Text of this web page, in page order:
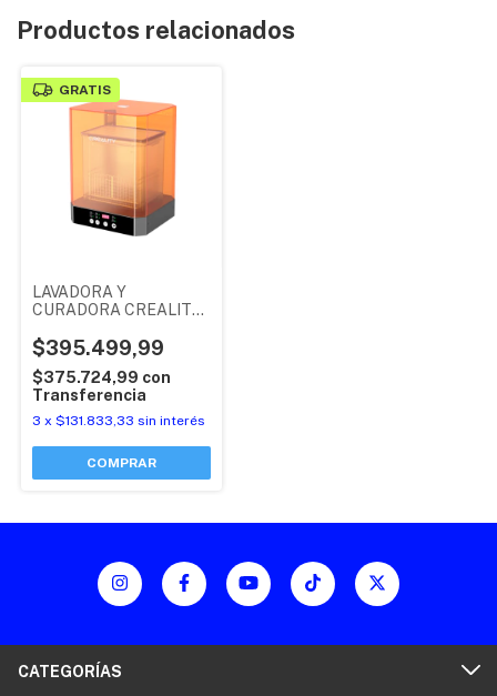
Productos relacionados
GRATIS
LAVADORA Y
CURADORA CREALITY
$395.499,99
$375.724,99 con
Transferencia
3 x $131.833,33 sin interés
CATEGORÍAS